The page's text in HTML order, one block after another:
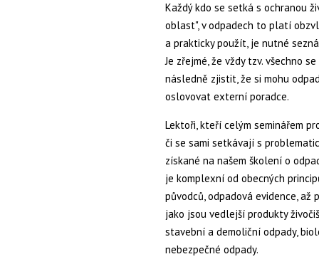
Každý kdo se setká s ochranou
oblast", v odpadech to platí
a prakticky použít, je nutné
Je zřejmé, že vždy tzv. všechno
následně zjistit, že si mohu
oslovovat externí poradce.
Lektoři, kteří celým seminářem
či se sami setkávají s
získané na našem školení o
je komplexní od obecných
původců, odpadová evidence, až
jako jsou vedlejší produkty
stavební a demoliční odpady,
nebezpečné odpady.